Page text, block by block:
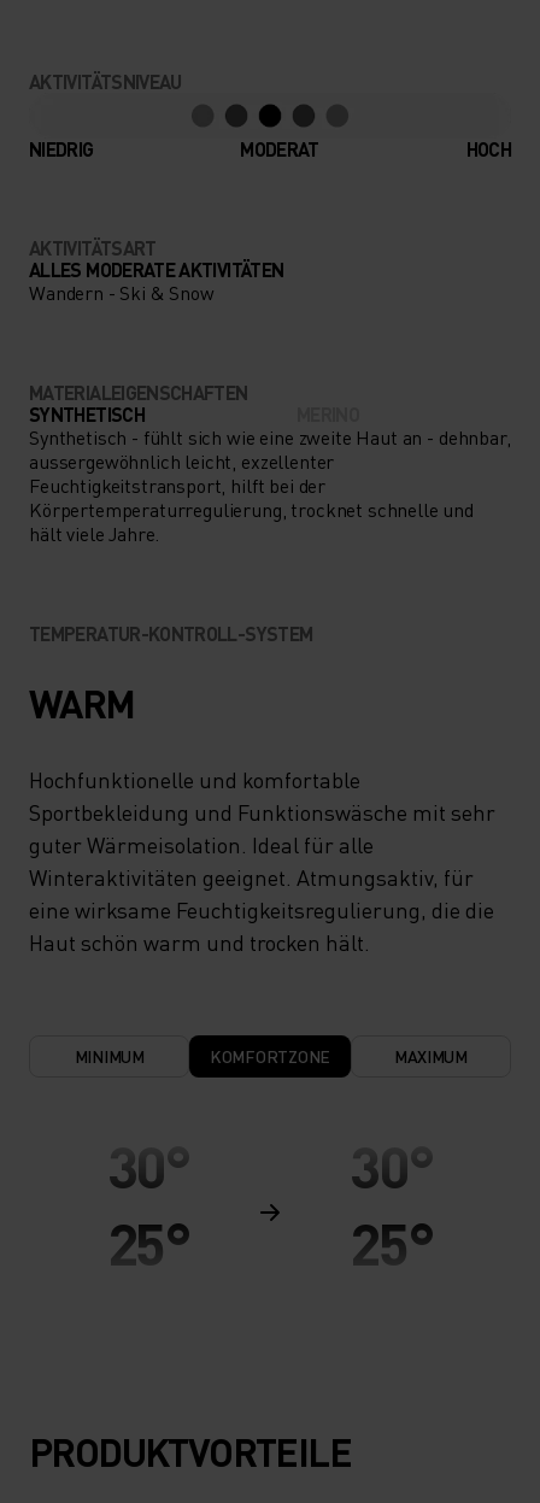
DER DU DICH VON FRÜH BIS
SPÄT FRISCH FÜHLEN
KANNST. OB SKIPISTE ODER
ALLROUNDER BEGLEITET
DICH AUF ALLEN
ABENTEUERN. EIN
DU IMMER WIEDER GREIFEN
WIRST.
AKTIVITÄTSNIVEAU
NIEDRIG MODERAT HOCH
AKTIVITÄTSART
ALLES MODERATE AKTIVITÄTEN
Wandern - Ski & Snow
MATERIALEIGENSCHAFTEN
SYNTHETISCH
Synthetisch - fühlt sich wie eine zweite Haut an - dehnbar,
aussergewöhnlich leicht, exzellenter
Feuchtigkeitstransport, hilft bei der
Körpertemperaturregulierung, trocknet schnelle und
hält viele Jahre.
TEMPERATUR-KONTROLL-SYSTEM
WARM
Hochfunktionelle und komfortable
Sportbekleidung und Funktionswäsche mit sehr
guter Wärmeisolation. Ideal für alle
Winteraktivitäten geeignet. Atmungsaktiv, für
eine wirksame Feuchtigkeitsregulierung, die die
Haut schön warm und trocken hält.
MINIMUM KOMFORTZONE MAXIMUM
30°
25°
10°
30°
25°
10°
PRODUKTVORTEILE